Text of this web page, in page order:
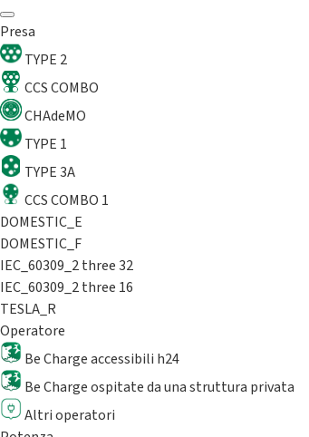
Presa
TYPE 2
CCS COMBO
CHAdeMO
TYPE 1
TYPE 3A
CCS COMBO 1
DOMESTIC_E
DOMESTIC_F
IEC_60309_2 three 32
IEC_60309_2 three 16
TESLA_R
Operatore
Be Charge accessibili h24
Be Charge ospitate da una struttura privata
Altri operatori